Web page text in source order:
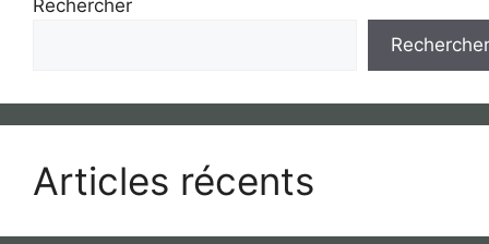
Rechercher
Rechercher
Articles récents